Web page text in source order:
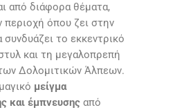
από διάφορα θέματα,
περιοχή όπου ζει στην
συνδυάζει το εκκεντρικό
και τη μεγαλοπρεπή
Δολομιτικών Άλπεων.
μείγμα
και έμπνευσης από